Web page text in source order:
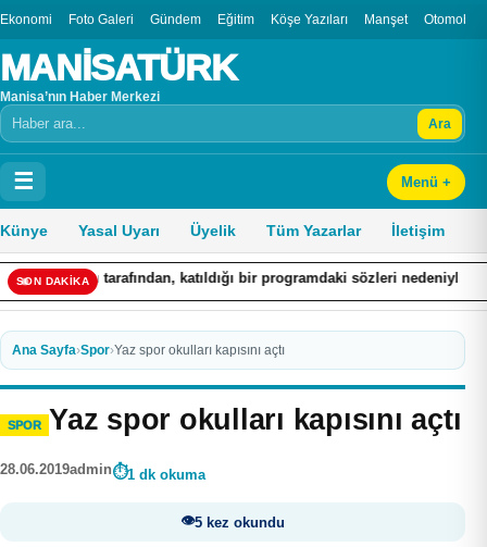
Ekonomi Foto Galeri Gündem Eğitim Köşe Yazıları Manşet Otomobil
MANİSATÜRK
Manisa’nın Haber Merkezi
Arama Ara
☰ Menü +
Künye Yasal Uyarı Üyelik Tüm Yazarlar İletişim
SON DAKİKA
katıldığı bir programdaki sözleri nedeniyle hakkında
Ana Sayfa›Spor›Yaz spor okulları kapısını açtı
SPOR Yaz spor okulları kapısını açtı
28.06.2019admin 1 dk okuma
5 kez okundu